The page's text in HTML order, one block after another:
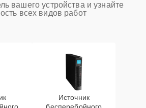
вашего устройства и узнайте
всех видов работ
Источник